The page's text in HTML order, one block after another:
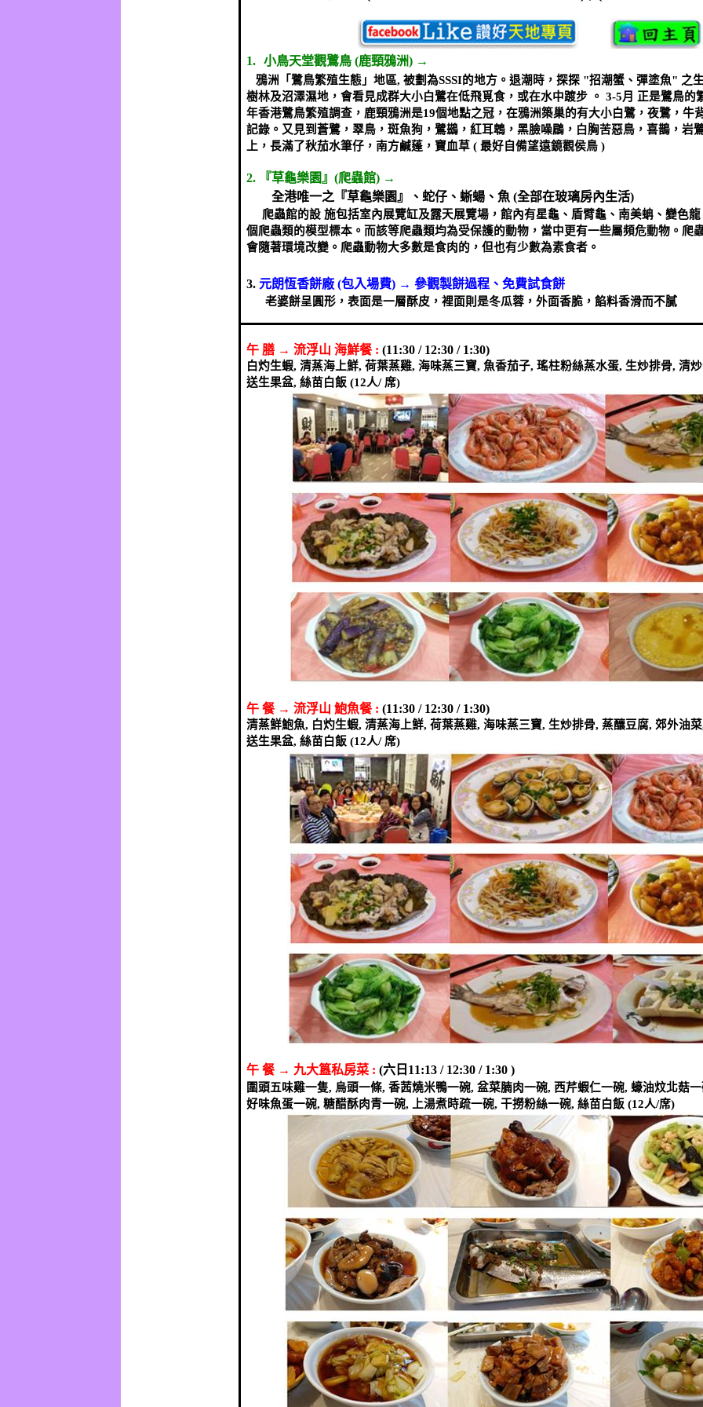
1. 小鳥天堂觀鷺鳥(鹿頸鴉洲) →
鴉洲「鷺鳥繁殖生態」地區, 被劃為SSSI的地方。退潮時，探探"招潮蟹、彈塗魚" 之
樹林及沼澤濕地，會看見成群大小白鷺在低飛覓食，或在水中踱步 。 3-5月 正是鷺鳥的
年香港鷺鳥繁殖調查，鹿頸鴉洲是19個地點之冠，在鴉洲築巢的有大小白鷺，夜鷺，牛
記錄。又見到蒼鷺，翠鳥，斑魚狗，鷺鷀，紅耳鵯，黑臉噪鶥，白胸苦惡鳥，喜鵲，岩
上，長滿了秋茄水筆仔，南方鹹蓬，寶血草( 最好自備望遠鏡觀侯鳥)
2. 『草龜樂園』 (爬蟲館) →
全港唯一之『草龜樂園』、蛇仔、蜥蝪、魚 (全部在玻璃房內生活)
爬蟲館的設 施包括室內展覽缸及露天展覽場，館內有星龜、盾臂龜、南美蚺、變色
個爬蟲類的模型標本。而該等爬蟲類均為受保護的動物，當中更有一些屬頻危動物。爬
會隨著環境改變。爬蟲動物大多數是食肉的，但也有少數為素食者。
3. 元朗恆香餅廠(包入場費) → 參觀製餅過程、免費試食餅
老婆餅呈圓形，表面是一層酥皮，裡面則是冬瓜蓉，外面香脆，餡料香滑而不膩
午 膳 → 流浮山 海鮮餐: (11:30 / 12:30 / 1:30)
白灼生蝦, 清蒸海上鮮, 荷葉蒸雞, 海味蒸三寶, 魚香茄子, 瑤柱粉絲蒸水蛋, 生炒排骨, 清
送生果盆, 絲苗白飯 (12人/ 席)
午 餐 → 流浮山 鮑魚餐: (11:30 / 12:30 / 1:30)
清蒸鮮鮑魚, 白灼生蝦, 清蒸海上鮮, 荷葉蒸雞, 海味蒸三寶, 生炒排骨, 蒸釀豆腐, 郊外油菜
送生果盆, 絲苗白飯 (12人/ 席)
午 餐 → 九大簋私房菜: (六日 11:13 / 12:30 / 1:30 )
圍頭五味雞一隻, 烏頭一條, 香茜燒米鴨一碗, 盆菜腩肉一碗, 西芹蝦仁一碗, 蠔油炆北菇
好味魚蛋一碗, 糖醋酥肉青一碗, 上湯煮時疏一碗, 干撈粉絲一碗, 絲苗白飯 (12人/席)